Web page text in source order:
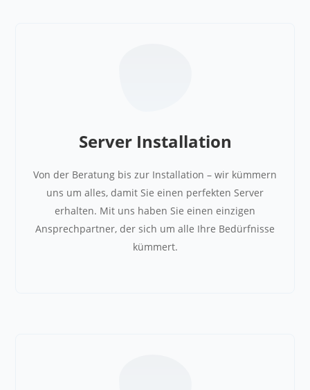
Server Installation
Von der Beratung bis zur Installation – wir kümmern
uns um alles, damit Sie einen perfekten Server
erhalten. Mit uns haben Sie einen einzigen
Ansprechpartner, der sich um alle Ihre Bedürfnisse
kümmert.